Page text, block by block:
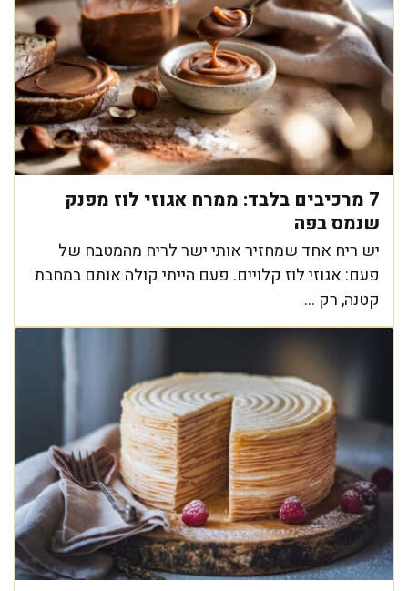
7 מרכיבים בלבד: ממרח אגוזי לוז מפנק
שנמס בפה
יש ריח אחד שמחזיר אותי ישר לריח מהמטבח של
פעם: אגוזי לוז קלויים. פעם הייתי קולה אותם במחבת
קטנה, רק ...